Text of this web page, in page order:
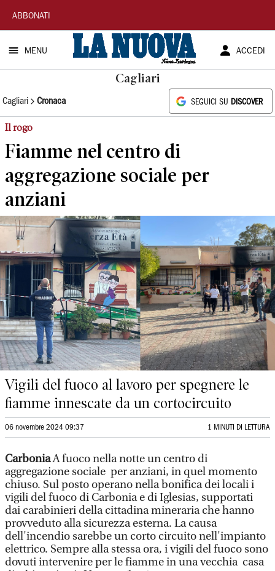
La
Nuova
Sardegna
ABBONATI
MENU ACCEDI
Cagliari
Cagliari Cronaca SEGUICI SU DISCOVER
Il rogo
Fiamme nel centro di
aggregazione sociale per
anziani
Vigili del fuoco al lavoro per spegnere le
fiamme innescate da un cortocircuito
06 novembre 2024 09:37 1 MINUTI DI LETTURA
CarboniaA fuoco nella notte un centro di
aggregazione sociale per anziani, in quel momento
chiuso. Sul posto operano nella bonifica dei locali i
vigili del fuoco di Carbonia e di Iglesias, supportati
dai carabinieri della cittadina mineraria che hanno
provveduto alla sicurezza esterna. La causa
dell'incendio sarebbe un corto circuito nell'impianto
elettrico. Sempre alla stessa ora, i vigili del fuoco sono
dovuti intervenire per le fiamme in una vecchia casa